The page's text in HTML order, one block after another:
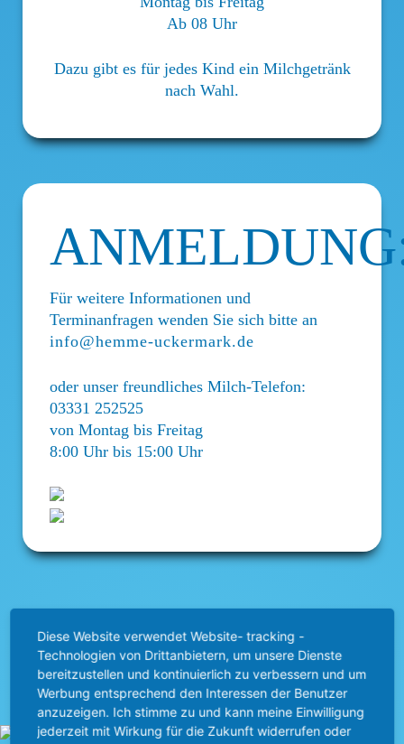
Ab 08 Uhr
Dazu gibt es für jedes Kind ein Milchgetränk
nach Wahl.
Für weitere Informationen und
Terminanfragen wenden Sie sich bitte an
info@hemme-uckermark.de
oder unser freundliches Milch-Telefon:
03331 252525
von Montag bis Freitag
8:00 Uhr bis 15:00 Uhr
Diese Website verwendet Website- tracking -
Technologien von Drittanbietern, um unsere Dienste
bereitzustellen und kontinuierlich zu verbessern und um
Werbung entsprechend den Interessen der Benutzer
anzuzeigen. Ich stimme zu und kann meine Einwilligung
jederzeit mit Wirkung für die Zukunft widerrufen oder